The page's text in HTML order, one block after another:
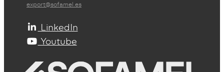
export@sofamel.es
LinkedIn
Youtube